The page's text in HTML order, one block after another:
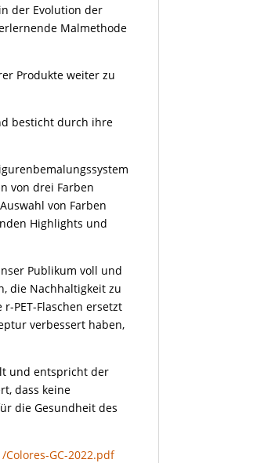
der Evolution der
Malmethode
Produkte weiter zu
besticht durch ihre
von drei Farben
von Farben
Highlights und
Publikum voll und
die Nachhaltigkeit zu
PET-Flaschen ersetzt
verbessert haben,
und entspricht der
dass keine
die Gesundheit des
GC-2022.pdf